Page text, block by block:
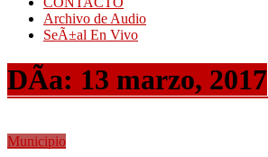
Archivo de Audio
SeÃ±al En Vivo
DÃ­a: 13 marzo, 2017
Municipio